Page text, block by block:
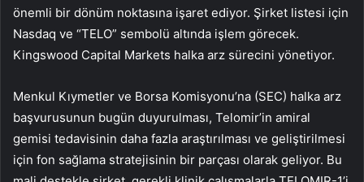
önemli bir dönüm noktasına işaret ediyor. Şirket listesi için
Nasdaq ve “TELO” sembolü altında işlem görecek.
Kingswood Capital Markets halka arz sürecini yönetiyor.
Menkul Kıymetler ve Borsa Komisyonu’na (SEC) halka arz
başvurusunun bugün duyurulması, Telomir’in amiral
gemisi tedavisinin daha fazla araştırılması ve geliştirilmesi
için fon sağlama stratejisinin bir parçası olarak geliyor. Bu